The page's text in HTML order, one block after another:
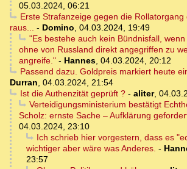
05.03.2024, 06:21
Erste Strafanzeige gegen die
raus... - Domino, 04.03.2024, 19:49
"Es bestehe auch kein Bündnisfall,
ohne von Russland direkt angegriffen zu
angreife." - Hannes, 04.03.2024, 20:12
Passend dazu. Goldpreis markiert heute
Durran, 04.03.2024, 21:54
Ist die Authenzität geprüft ?- aliter,
Verteidigungsministerium bestätigt
Scholz: ernste Sache – Aufklärung
04.03.2024, 23:10
Ich schrieb hier vorgestern, dass es
wichtiger aber wäre was Anderes. -
23:57